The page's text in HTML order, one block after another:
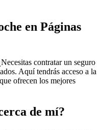
en Páginas
contratar un seguro
Aquí tendrás acceso a la
ofrecen los mejores
de mí?